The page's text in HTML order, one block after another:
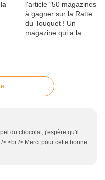
du chocolat, j'espère qu'il
> <br /> Merci pour cette bonne